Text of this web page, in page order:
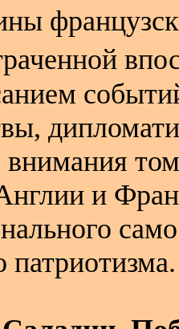
внимания
и
патриотизма.